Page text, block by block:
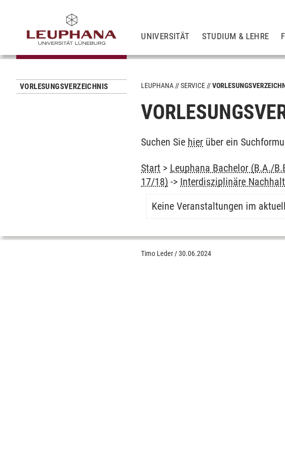
UNIVERSITÄT STUDIUM & LEHRE
VORLESUNGSVERZEICHNIS LEUPHANA SERVICE
Suchen Sie hier über ein
Start > Leuphana Bachelor (B.A./
17/18) -> Interdisziplinäre
Keine Veranstaltungen im
Timo Leder /30.06.2024